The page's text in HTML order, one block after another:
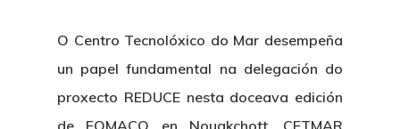
O Centro Tecnolóxico do Mar desempeña
un papel fundamental na delegación do
proxecto REDUCE nesta doceava edición
de FOMACO en Nouakchott. CETMAR